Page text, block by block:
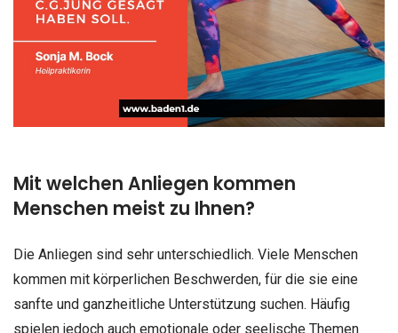
Mit welchen Anliegen kommen
Menschen meist zu Ihnen?
Die Anliegen sind sehr unterschiedlich. Viele Menschen
kommen mit körperlichen Beschwerden, für die sie eine
sanfte und ganzheitliche Unterstützung suchen. Häufig
spielen jedoch auch emotionale oder seelische Themen